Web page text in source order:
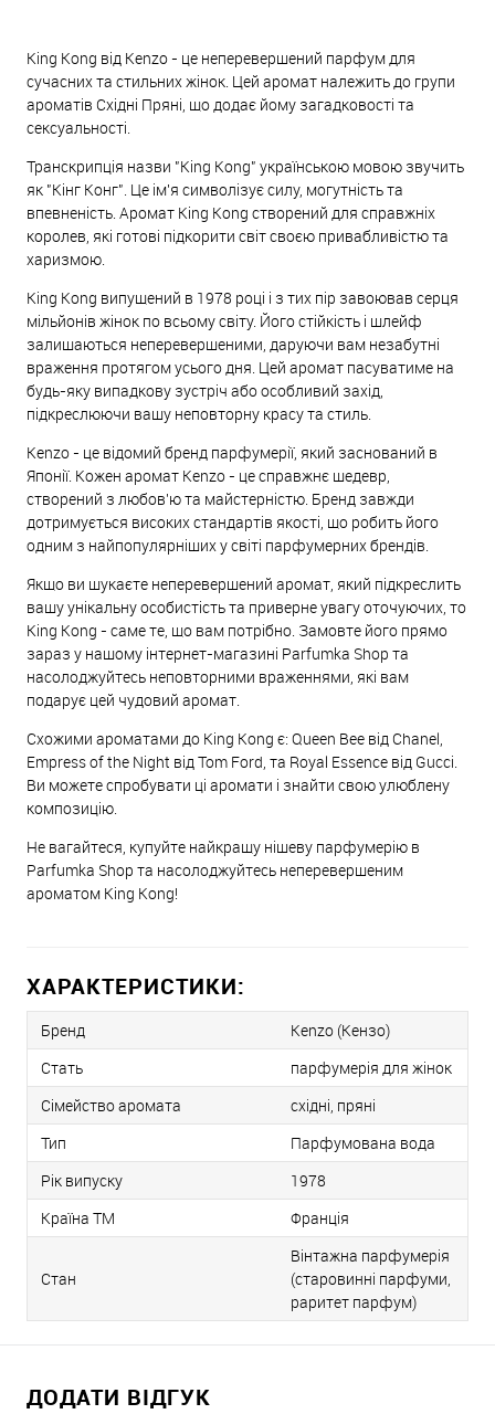
King Kong від Kenzo - це неперевершений парфум для
сучасних та стильних жінок. Цей аромат належить до групи
ароматів Східні Пряні, що додає йому загадковості та
сексуальності.
Транскрипція назви "King Kong" українською мовою звучить
як "Кінг Конг". Це ім'я символізує силу, могутність та
впевненість. Аромат King Kong створений для справжніх
королев, які готові підкорити світ своєю привабливістю та
харизмою.
King Kong випущений в 1978 році і з тих пір завоював серця
мільйонів жінок по всьому світу. Його стійкість і шлейф
залишаються неперевершеними, даруючи вам незабутні
враження протягом усього дня. Цей аромат пасуватиме на
будь-яку випадкову зустріч або особливий захід,
підкреслюючи вашу неповторну красу та стиль.
Kenzo - це відомий бренд парфумерії, який заснований в
Японії. Кожен аромат Kenzo - це справжнє шедевр,
створений з любов'ю та майстерністю. Бренд завжди
дотримується високих стандартів якості, що робить його
одним з найпопулярніших у світі парфумерних брендів.
Якщо ви шукаєте неперевершений аромат, який підкреслить
вашу унікальну особистість та приверне увагу оточуючих, то
King Kong - саме те, що вам потрібно. Замовте його прямо
зараз у нашому інтернет-магазині Parfumka Shop та
насолоджуйтесь неповторними враженнями, які вам
подарує цей чудовий аромат.
Схожими ароматами до King Kong є: Queen Bee від Chanel,
Empress of the Night від Tom Ford, та Royal Essence від Gucci.
Ви можете спробувати ці аромати і знайти свою улюблену
композицію.
Не вагайтеся, купуйте найкращу нішеву парфумерію в
Parfumka Shop та насолоджуйтесь неперевершеним
ароматом King Kong!
ХАРАКТЕРИСТИКИ:
Бренд
Kenzo (Кензо)
Стать
парфумерія для жінок
Сімейство аромата
східні, пряні
Тип
Парфумована вода
Рік випуску
1978
Країна ТМ
Франція
Стан
Вінтажна парфумерія
(старовинні парфуми,
раритет парфум)
ДОДАТИ ВІДГУК